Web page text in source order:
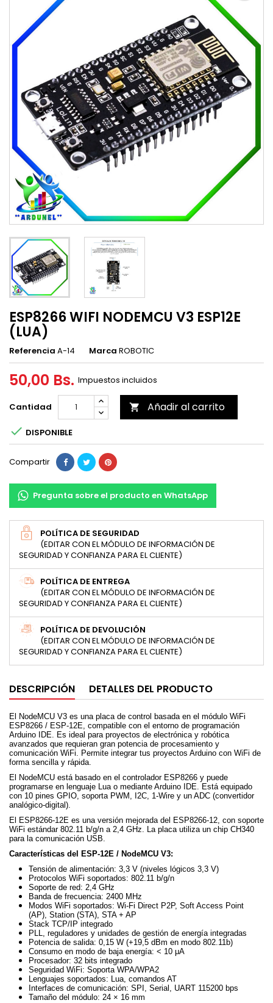
ESP8266 WIFI NODEMCU V3 ESP12E
(LUA)
Referencia A-14 Marca ROBOTIC
50,00 Bs. Impuestos incluidos
Cantidad  Añadir al carrito
 DISPONIBLE
Compartir
Pregunta sobre el producto en WhatsApp
POLÍTICA DE SEGURIDAD
(EDITAR CON EL MÓDULO DE INFORMACIÓN DE
SEGURIDAD Y CONFIANZA PARA EL CLIENTE)
POLÍTICA DE ENTREGA
(EDITAR CON EL MÓDULO DE INFORMACIÓN DE
SEGURIDAD Y CONFIANZA PARA EL CLIENTE)
POLÍTICA DE DEVOLUCIÓN
(EDITAR CON EL MÓDULO DE INFORMACIÓN DE
SEGURIDAD Y CONFIANZA PARA EL CLIENTE)
DESCRIPCIÓN DETALLES DEL PRODUCTO
El NodeMCU V3 es una placa de control basada en el módulo WiFi
ESP8266 / ESP-12E, compatible con el entorno de programación
Arduino IDE. Es ideal para proyectos de electrónica y robótica
avanzados que requieran gran potencia de procesamiento y
comunicación WiFi. Permite integrar tus proyectos Arduino con WiFi de
forma sencilla y rápida.
El NodeMCU está basado en el controlador ESP8266 y puede
programarse en lenguaje Lua o mediante Arduino IDE. Está equipado
con 10 pines GPIO, soporta PWM, I2C, 1-Wire y un ADC (convertidor
analógico-digital).
El ESP8266-12E es una versión mejorada del ESP8266-12, con soporte
WiFi estándar 802.11 b/g/n a 2,4 GHz. La placa utiliza un chip CH340
para la comunicación USB.
Características del ESP-12E / NodeMCU V3:
Tensión de alimentación: 3,3 V (niveles lógicos 3,3 V)
Protocolos WiFi soportados: 802.11 b/g/n
Soporte de red: 2,4 GHz
Banda de frecuencia: 2400 MHz
Modos WiFi soportados: Wi-Fi Direct P2P, Soft Access Point
(AP), Station (STA), STA + AP
Stack TCP/IP integrado
PLL, reguladores y unidades de gestión de energía integradas
Potencia de salida: 0,15 W (+19,5 dBm en modo 802.11b)
Consumo en modo de baja energía: < 10 μA
Procesador: 32 bits integrado
Seguridad WiFi: Soporta WPA/WPA2
Lenguajes soportados: Lua, comandos AT
Interfaces de comunicación: SPI, Serial, UART 115200 bps
Tamaño del módulo: 24 × 16 mm